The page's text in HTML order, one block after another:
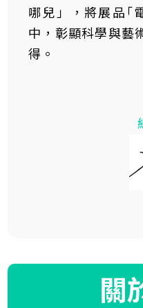
哪兒」，將展品｢
中，彰顯科學與藝
得。
關